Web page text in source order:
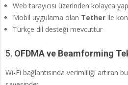
Web tarayıcısı üzerinden kolayca
Mobil uygulama olan Tether ile
Türkçe dil desteği mevcuttur
5. OFDMA ve Beamforming
Wi-Fi bağlantısında verimliliği artıran